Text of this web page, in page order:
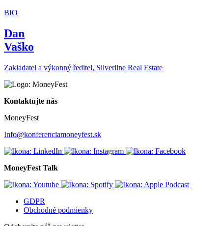
BIO
Dan
Vaško
Zakladatel a výkonný ředitel, Silverline Real Estate
Kontaktujte nás
MoneyFest
Info@konferenciamoneyfest.sk
MoneyFest Talk
GDPR
Obchodné podmienky